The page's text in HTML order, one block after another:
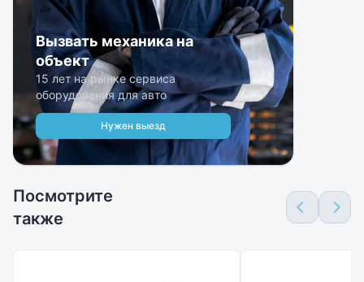
Вызвать механика на
объект
15 лет на рынке сервиса
оборудования для авто
Нужен выезд
Посмотрите
также